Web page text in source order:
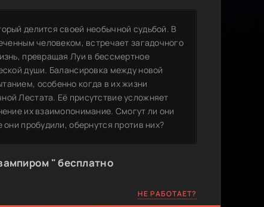
делится своей необычной судьбой. В
человеком, встречает загадочного
превращая Луи в бессмертное
души. Балансировка между новой
особенно когда в их жизни
Лестата. Её присутствие усложняет
их взаимопонимание. Смогут ли они
пробудили, обернутся против них?
" бесплатно
НЕ РАБОТАЕТ?